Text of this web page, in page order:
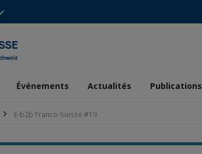
Événements Actualités Publications
E-b2b Franco-Suisse #19